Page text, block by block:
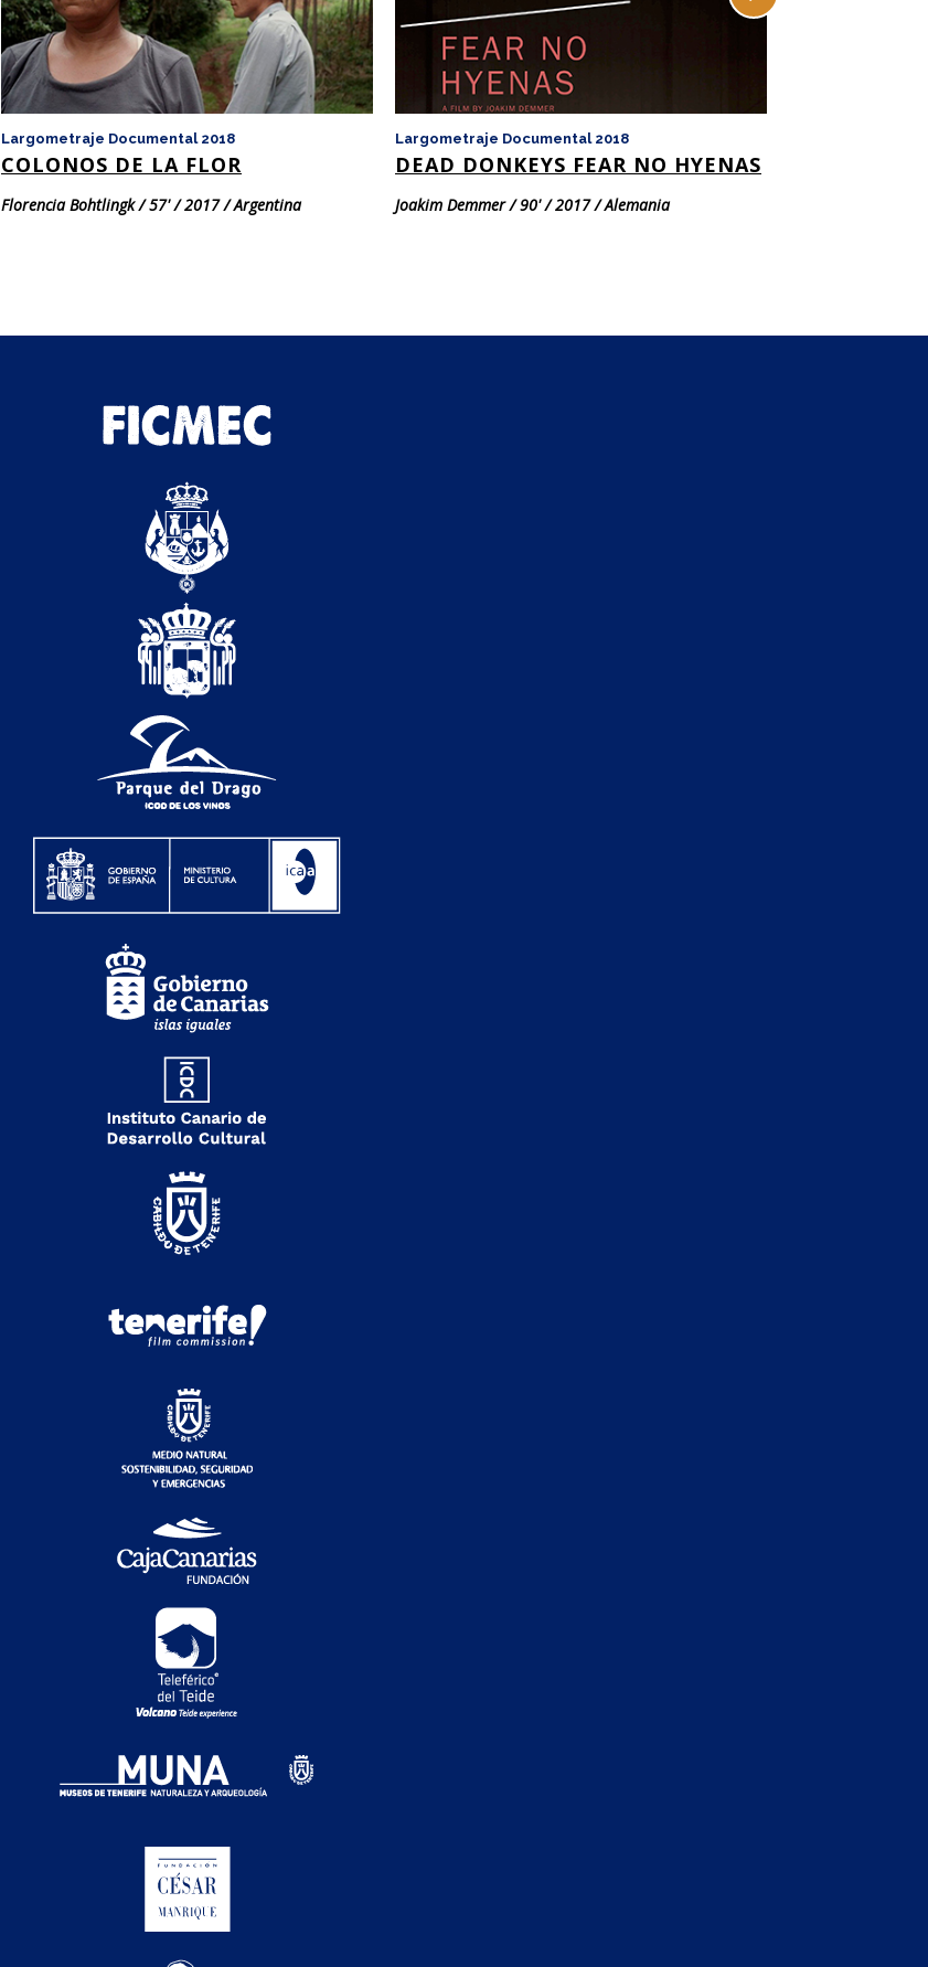
Largometraje Documental 2018
COLONOS DE LA FLOR
Florencia Bohtlingk / 57' / 2017 / Argentina
Largometraje Documental 2018
DEAD DONKEYS FEAR NO HYENAS
Joakim Demmer / 90' / 2017 / Alemania